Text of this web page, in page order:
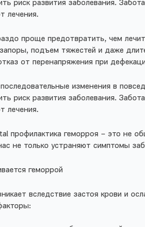
риск развития заболевания.
лечения.
проще предотвратить, чем
подъем тяжестей и даже
от перенапряжения при
изменения в
риск развития заболевания.
лечения.
профилактика геморроя – это не
не только устраняют симптомы
геморрой
вследствие застоя крови и